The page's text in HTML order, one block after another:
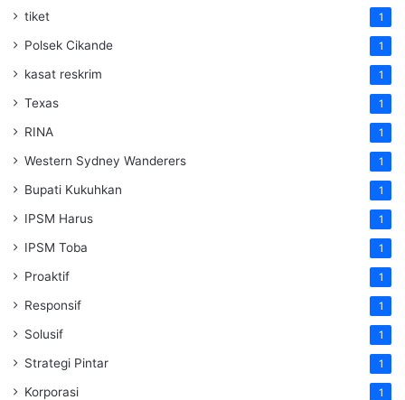
tiket 1
Polsek Cikande 1
kasat reskrim 1
Texas 1
RINA 1
Western Sydney Wanderers 1
Bupati Kukuhkan 1
IPSM Harus 1
IPSM Toba 1
Proaktif 1
Responsif 1
Solusif 1
Strategi Pintar 1
Korporasi 1